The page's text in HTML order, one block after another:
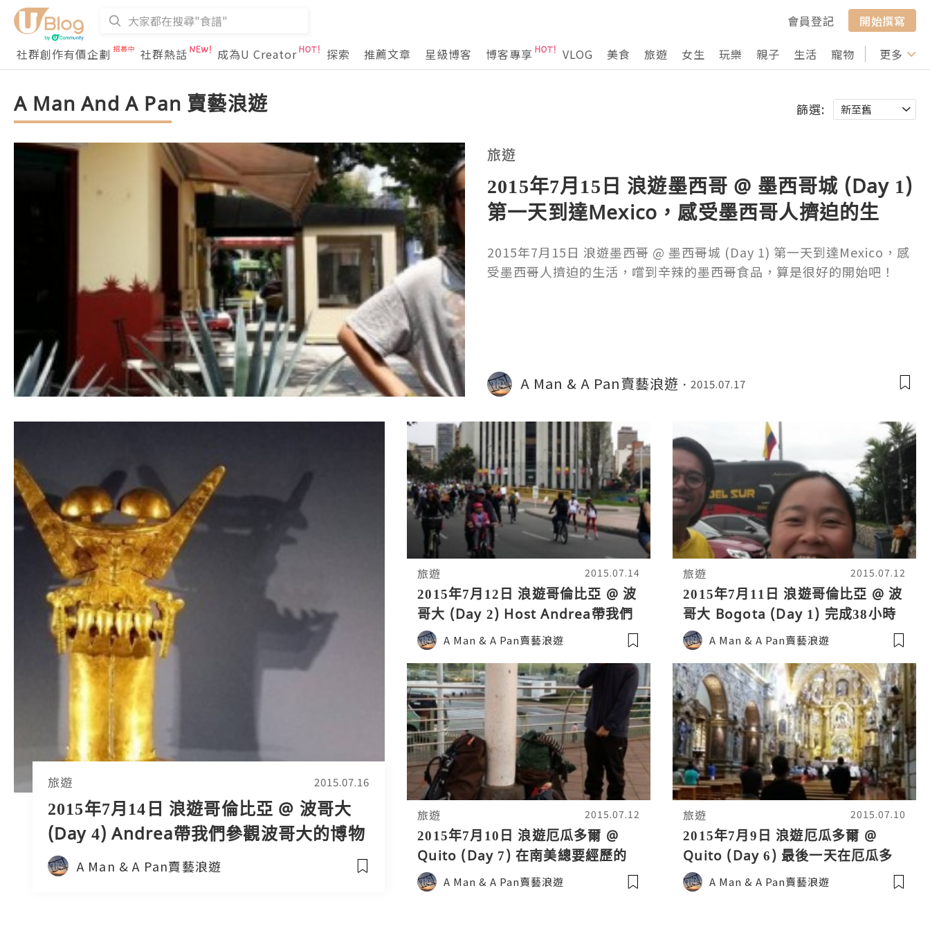
會員登記
開始撰寫
社群創作有價企劃
社群熱話 成為U Creator 探索 推薦文章 星級博客 博客專享 VLOG 美食 旅遊 女生 玩樂 親子 生活 寵物 行山 打卡
更多
A Man And A Pan 賣藝浪遊 篩選:
旅遊
2015年7月15日 浪遊墨西哥 @ 墨西哥城 (Day 1)
第一天到達Mexico，感受墨西哥人擠迫的生
吧！
2015年7月15日 浪遊墨西哥 @ 墨西哥城 (Day 1) 第一天到達Mexico，感
受墨西哥人擠迫的生活，嚐到辛辣的墨西哥食品，算是很好的開始吧！
A Man & A Pan賣藝浪遊 2015.07.17
旅遊 2015.07.16
2015年7月14日 浪遊哥倫比亞 @ 波哥大
(Day 4) Andrea帶我們參觀波哥大的博物
館，最後竟變成購物之旅，晚上向墨西哥
城進發！
A Man & A Pan賣藝浪遊
旅遊 2015.07.14
2015年7月12日 浪遊哥倫比亞 @ 波
哥大 (Day 2) Host Andrea帶我們
參觀Bogota，比參加Walking
Tour更全面！
A Man & A Pan賣藝浪遊
旅遊 2015.07.12
2015年7月11日 浪遊哥倫比亞 @ 波
哥大 Bogota (Day 1) 完成38小時
的長途車，終於到達波哥大!
A Man & A Pan賣藝浪遊
旅遊 2015.07.12
2015年7月10日 浪遊厄瓜多爾 @
Quito (Day 7) 在南美總要經歷的
長途車，挑戰35小時巴士去哥倫比
亞首都波哥大
A Man & A Pan賣藝浪遊
旅遊 2015.07.10
2015年7月9日 浪遊厄瓜多爾 @
Quito (Day 6) 最後一天在厄瓜多
爾，與Holland Friend同遊Quito!
A Man & A Pan賣藝浪遊